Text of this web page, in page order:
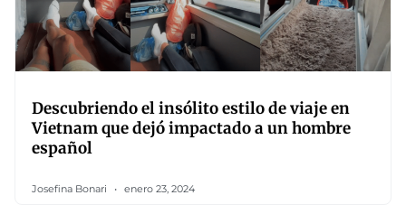
Descubriendo el insólito estilo de viaje en
Vietnam que dejó impactado a un hombre
español
Josefina Bonari enero 23, 2024